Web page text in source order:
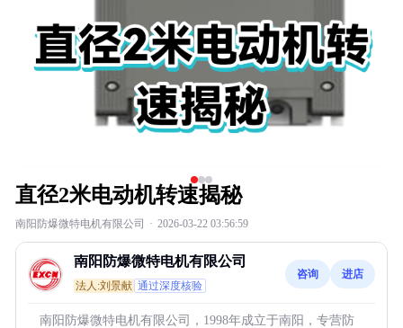
直径2米电动机转速揭秘
南阳防爆微特电机有限公司 · 2026-03-22 03:56:59
南阳防爆微特电机有限公司
法人:刘景献 通过深度核验
咨询 进店
南阳防爆微特电机有限公司，1998年成立于南阳，专营防